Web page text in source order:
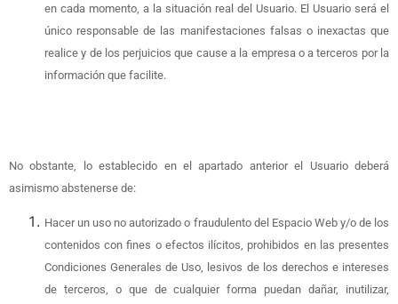
en cada momento, a la situación real del Usuario. El Usuario será el
único responsable de las manifestaciones falsas o inexactas que
realice y de los perjuicios que cause a la empresa o a terceros por la
información que facilite.
No obstante, lo establecido en el apartado anterior el Usuario deberá
asimismo abstenerse de:
Hacer un uso no autorizado o fraudulento del Espacio Web y/o de los
contenidos con fines o efectos ilícitos, prohibidos en las presentes
Condiciones Generales de Uso, lesivos de los derechos e intereses
de terceros, o que de cualquier forma puedan dañar, inutilizar,